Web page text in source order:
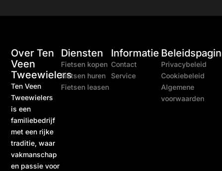
Over Ten
Veen
Tweewielers
Ten Veen
Tweewielers
is een
familiebedrijf
met een rijke
traditie, waar
vakmanschap
en passie voor
Diensten
Fietsen kopen
Fietsen huren
Fietsen leasen
Informatie
Contact
Service
Privacybeleid
Cookiebeleid
Algemene
voorwaarden